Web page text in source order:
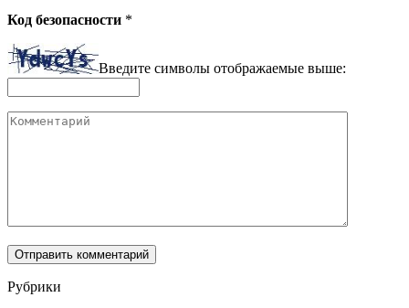
Код безопасности *
Введите символы отображаемые выше:
Комментарий
Рубрики